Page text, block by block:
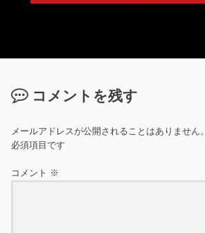
コメントを残す
メールアドレスが公開されることはありません。
必須項目です
コメント ※